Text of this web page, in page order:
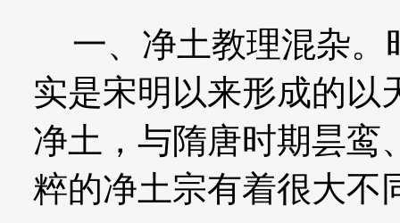
一、净土教理混杂。
实是宋明以来形成的以
净土，与隋唐时期昙鸾
粹的净土宗有着很大不